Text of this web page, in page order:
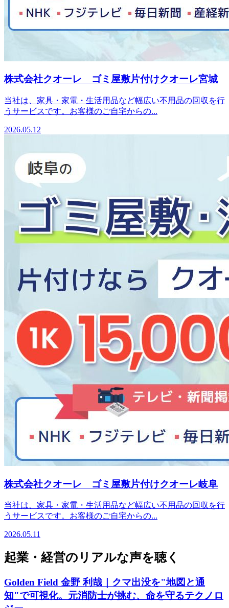
株式会社クオーレ ゴミ屋敷片付けクオーレ宮城
当社は、家具・家電・生活用品など幅広い不用品の回収を行
うサービスです。お客様のご自宅からの...
2026.05.12
株式会社クオーレ ゴミ屋敷片付けクオーレ岐阜
当社は、家具・家電・生活用品など幅広い不用品の回収を行
うサービスです。お客様のご自宅からの...
2026.05.11
起業・経営のリアルな声を聴く
Golden Field 金野 利哉｜クマ出没を"地図と通
知"で可視化。元消防士が挑む、命を守るテクノロ